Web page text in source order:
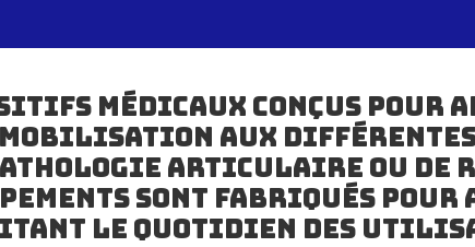
médicaux conçus pour
aux différentes
articulaire ou de
sont fabriqués
le quotidien des